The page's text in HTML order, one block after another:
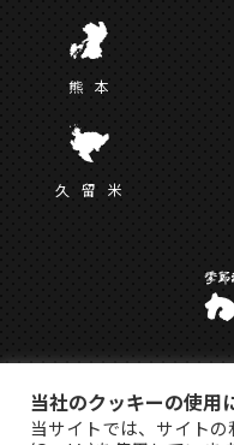
熊 本
久留 米
当社のクッキーの使用
当サイトでは、サイト